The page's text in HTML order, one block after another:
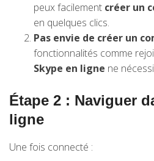
peux facilement créer un
en quelques clics.
Pas envie de créer un
fonctionnalités comme
Skype en ligne ne
Étape 2 : Naviguer
ligne
Une fois connecté :